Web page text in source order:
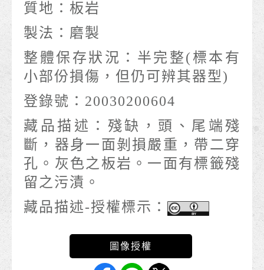
質地： 板岩
製法： 磨製
整體保存狀況： 半完整(標本有
小部份損傷，但仍可辨其器型)
登錄號： 20030200604
藏品描述： 殘缺，頭、尾端殘
斷，器身一面剝損嚴重，帶二穿
孔。灰色之板岩。一面有標籤殘
留之污漬。
藏品描述-授權標示：